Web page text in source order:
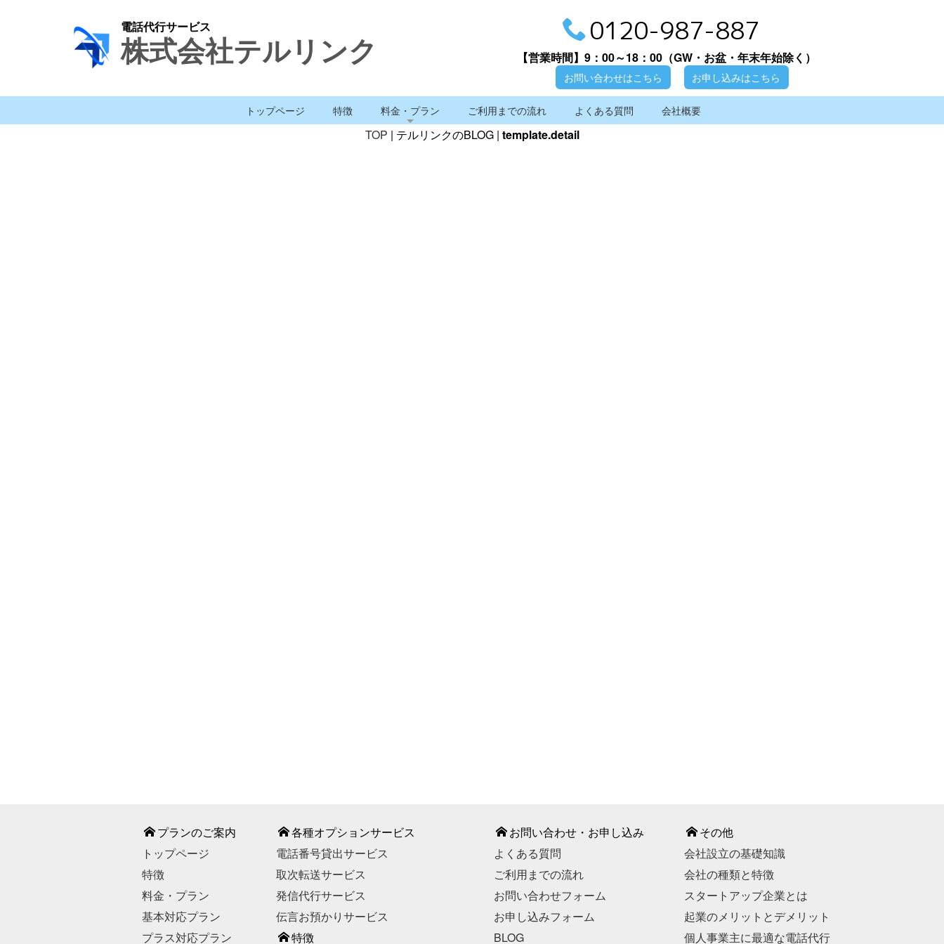
電話代行サービス
株式会社テルリンク 0120-987-887
【営業時間】 9：00～18：00 （GW・お盆・年末年始除く）
お問い合わせはこちら お申し込みはこちら
トップページ 特徴 料金・プラン ご利用までの流れ よくある質問 会社概要
TOP | テルリンクのBLOG | template.detail
プランのご案内
トップページ
特徴
料金・プラン
基本対応プラン
プラス対応プラン
各種オプションサービス
電話番号貸出サービス
取次転送サービス
発信代行サービス
伝言お預かりサービス
特徴
お問い合わせ・お申し込み
よくある質問
ご利用までの流れ
お問い合わせフォーム
お申し込みフォーム
BLOG
その他
会社設立の基礎知識
会社の種類と特徴
スタートアップ企業とは
起業のメリットとデメリット
個人事業主に最適な電話代行